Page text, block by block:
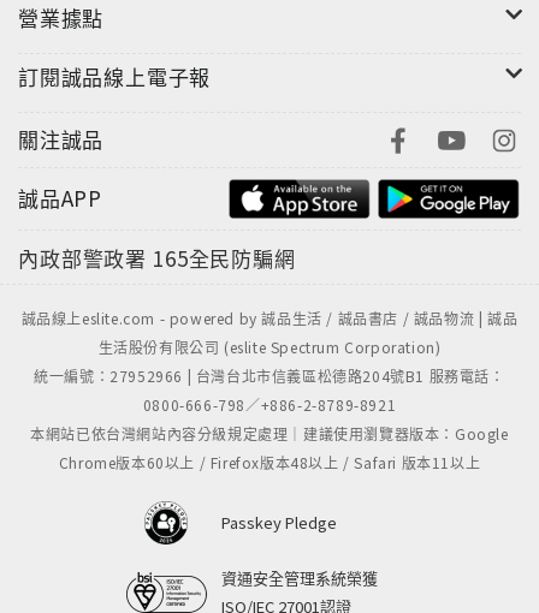
營業據點
訂閱誠品線上電子報
關注誠品
誠品APP
內政部警政署 165全民防騙網
誠品線上eslite.com - powered by 誠品生活 / 誠品書店 / 誠品物流 | 誠品
生活股份有限公司 (eslite Spectrum Corporation)
統一編號：27952966 | 台灣台北市信義區松德路204號B1 服務電話：
0800-666-798／+886-2-8789-8921
本網站已依台灣網站內容分級規定處理｜建議使用瀏覽器版本：Google
Chrome版本60以上 / Firefox版本48以上 / Safari 版本11以上
Passkey Pledge
資通安全管理系統榮獲
ISO/IEC 27001認證